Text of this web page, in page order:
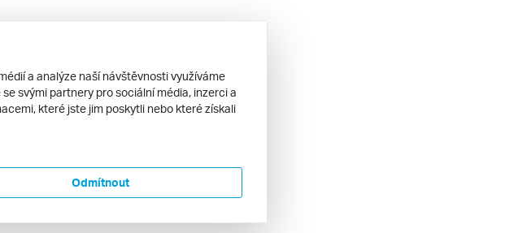
a analýze naší návštěvnosti využíváme
svými partnery pro sociální média, inzerci a
které jste jim poskytli nebo které získali
Odmítnout